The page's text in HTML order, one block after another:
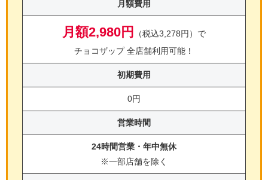
月額費用
月額2,980円
（税込3,278円）で
チョコザップ 全店舗利用可能！
初期費用
0円
営業時間
24時間営業・年中無休
※一部店舗を除く